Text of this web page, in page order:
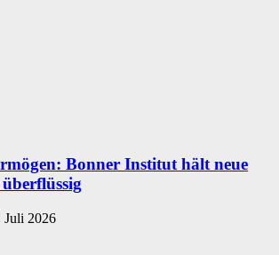
Bonner Institut hält neue
Juli 2026